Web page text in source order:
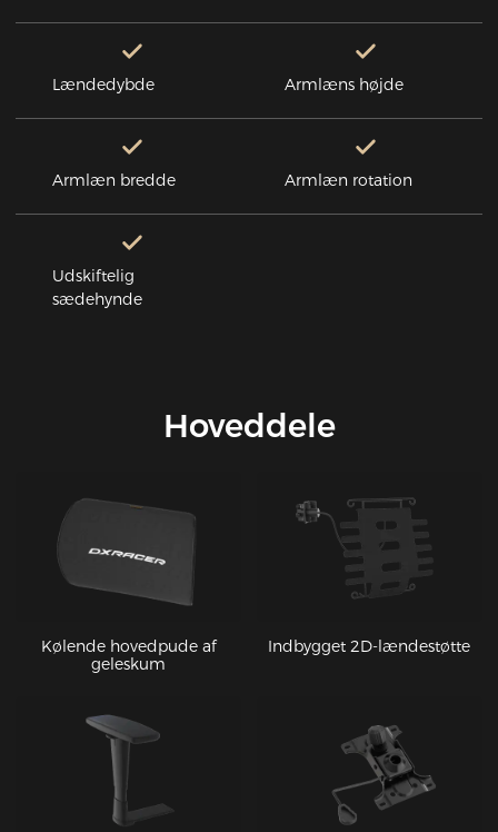
Lændedybde Armlæns højde
Armlæn bredde Armlæn rotation
Udskiftelig
sædehynde
Hoveddele
Kølende hovedpude af
geleskum
Indbygget 2D-lændestøtte